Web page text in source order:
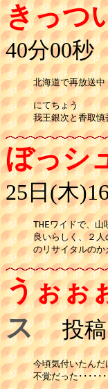
きっつ
40分00秒
北海道で再放送
にてちょう
我王銀次と香取慎
ぼっシ
25日(木
THEワイドで、
良いらしく、２
のリサイタルの
うぉぉ
ス 投稿
今頃気付いたん
不覚だった･････